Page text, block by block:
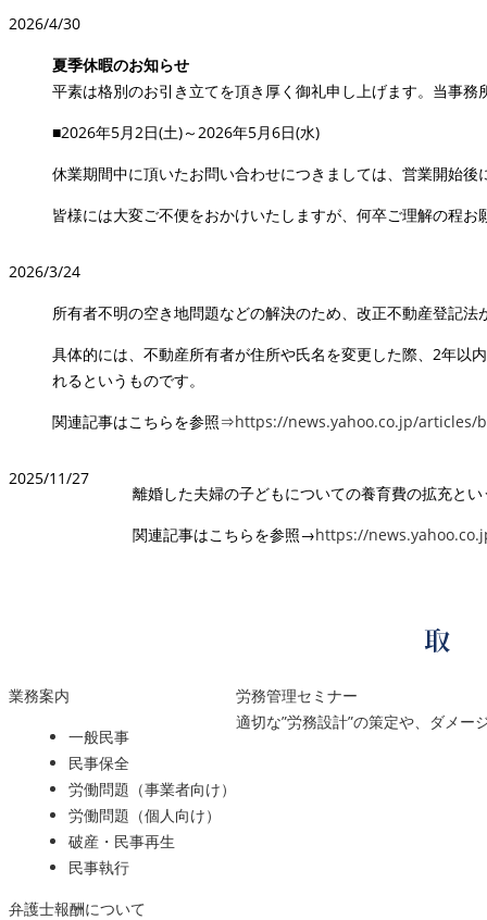
2026/4/30
夏季休暇のお知らせ
平素は格別のお引き立てを頂き厚く御礼申し上げます。当事
■2026年5月2日(土)～2026年5月6日(水)
休業期間中に頂いたお問い合わせにつきましては、営業開始
皆様には大変ご不便をおかけいたしますが、何卒ご理解の程お
2026/3/24
所有者不明の空き地問題などの解決のため、改正不動産登記
具体的には、不動産所有者が住所や氏名を変更した際、2年以
れるというものです。
関連記事はこちらを参照⇒https://news.yahoo.co.jp/articles/
2025/11/27
離婚した夫婦の子どもについての養育費の拡充と
関連記事はこちらを参照→https://
業務案内
一般民事
民事保全
労働問題（事業者向け）
労働問題（個人向け）
破産・民事再生
民事執行
労務管理セミナー
適切な”労務設計”の策定や、ダメ
弁護士報酬について